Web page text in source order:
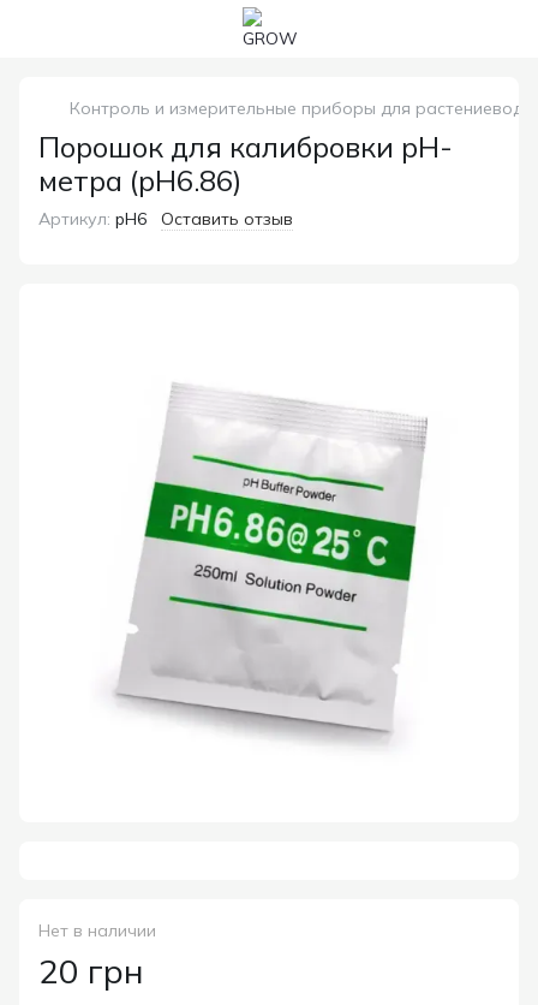
Контроль и измерительные приборы для
Порошок для калибровки pH-
метра (pH6.86)
Артикул: pH6 Оставить отзыв
Нет в наличии
20 грн